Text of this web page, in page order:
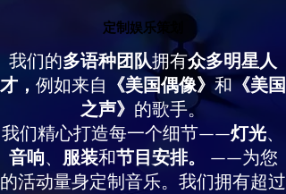
定制娱乐策划
定制娱乐策划
我们的多语种团队拥有众多明星人
才， 例如来自 《美国偶像》和《美国
之声》 的歌手。
我们精心打造每一个细节——灯光、
音响、 服装和节目安排。
——为您
的活动量身定制音乐。我们拥有超过